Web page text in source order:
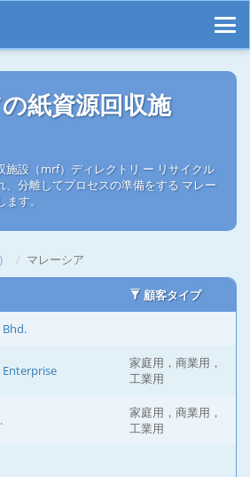
紙資源回収施
施設（mrf）ディレクトリ ー リサイクル
、分離してプロセスの準備をする マレー
す。
マレーシア
顧客タイプ
Bhd.
Enterprise
家庭用，商業用，
工業用
家庭用，商業用，
工業用